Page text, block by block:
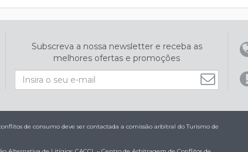
Subscreva a nossa newsletter e receba as
melhores ofertas e promoções
de consumo deve ser contactada a comissão arbitral do Turismo de